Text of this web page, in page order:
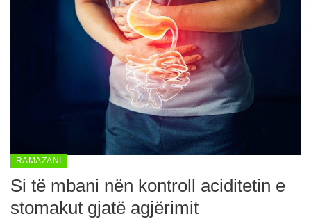
RAMAZANI
Si të mbani nën kontroll aciditetin e
stomakut gjatë agjërimit